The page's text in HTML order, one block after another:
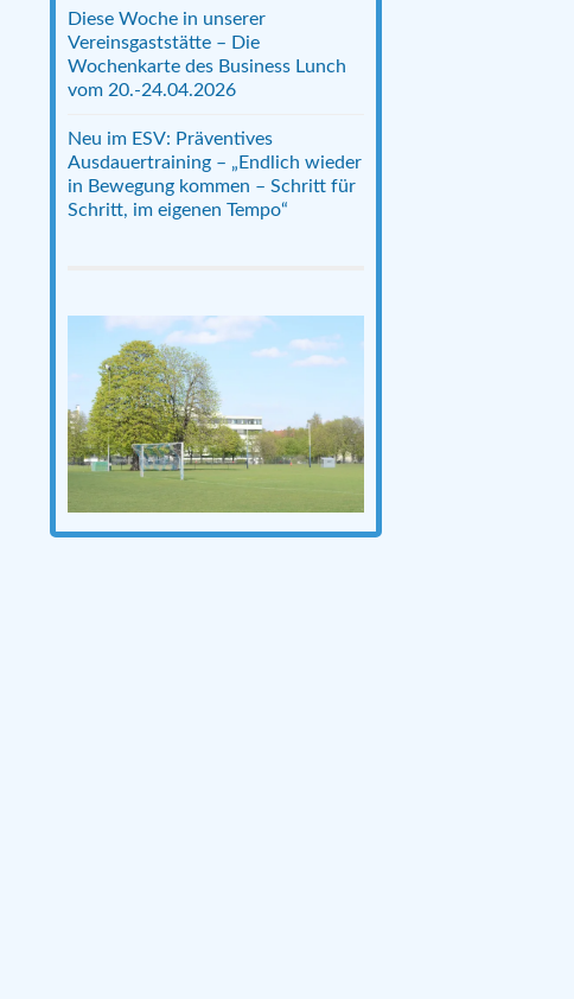
Diese Woche in unserer
Vereinsgaststätte – Die
Wochenkarte des Business Lunch
vom 20.-24.04.2026
Neu im ESV: Präventives
Ausdauertraining – „Endlich wieder
in Bewegung kommen – Schritt für
Schritt, im eigenen Tempo“